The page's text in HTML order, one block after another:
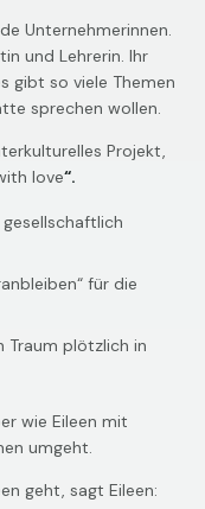
Unternehmerinnen.
und Lehrerin. Ihr
gibt so viele Themen
sprechen wollen.
Projekt,
love“.
für die
Traum plötzlich in
wie Eileen mit
umgeht.
geht, sagt Eileen: